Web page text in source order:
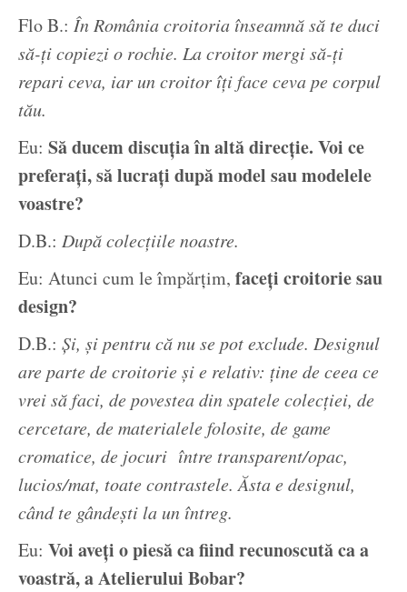
Flo B.: În România croitoria înseamnă să te duci
să-ți copiezi o rochie. La croitor mergi să-ți
repari ceva, iar un croitor îți face ceva pe corpul
tău.
Eu: Să ducem discuția în altă direcție. Voi ce
preferați, să lucrați după model sau modelele
voastre?
D.B.: După colecțiile noastre.
Eu: Atunci cum le împărțim, faceți croitorie sau
design?
D.B.: Și, și pentru că nu se pot exclude. Designul
are parte de croitorie și e relativ: ține de ceea ce
vrei să faci, de povestea din spatele colecției, de
cercetare, de materialele folosite, de game
cromatice, de jocuri între transparent/opac,
lucios/mat, toate contrastele. Ăsta e designul,
când te gândești la un întreg.
Eu: Voi aveți o piesă ca fiind recunoscută ca a
voastră, a Atelierului Bobar?